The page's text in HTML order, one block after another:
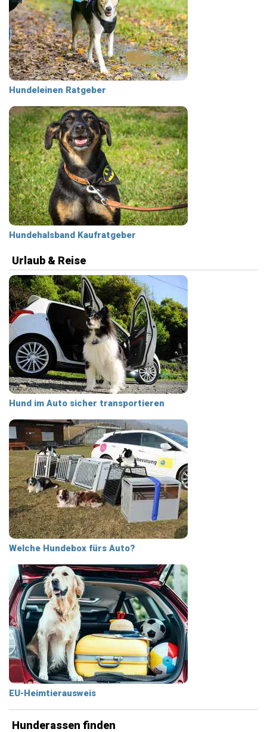
Hundeleinen Ratgeber
Hundehalsband Kaufratgeber
Urlaub & Reise
Hund im Auto sicher transportieren
Welche Hundebox fürs Auto?
EU-Heimtierausweis
Hunderassen finden